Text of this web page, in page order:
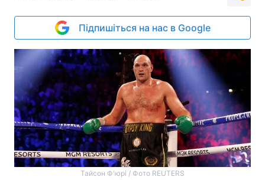
Підпишіться на нас в Google
Тайсон Ф'юрі / Фото REUTERS